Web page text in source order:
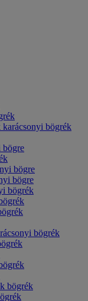
bögrék
bögre
bögre
bögre
bögrék
bögrék
bögrék